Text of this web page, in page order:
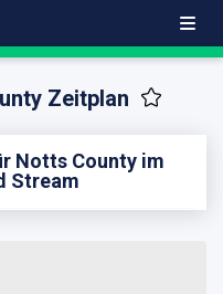
Zeitplan
Notts County im
Stream